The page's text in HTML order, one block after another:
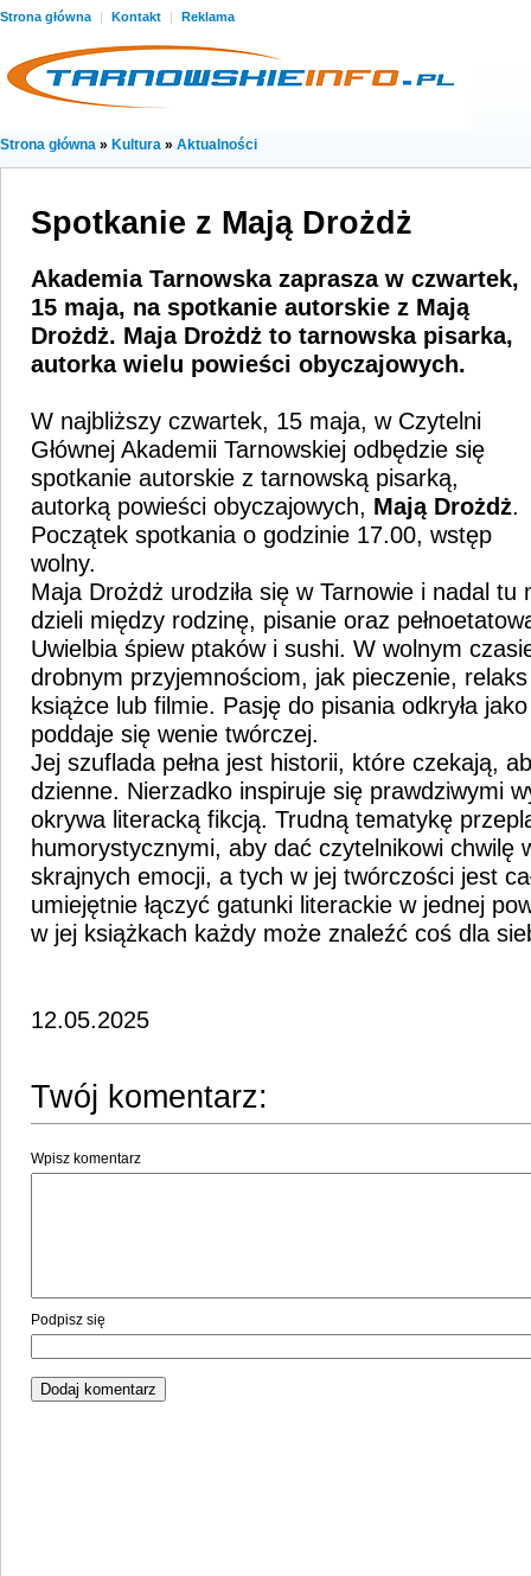
Strona główna | Kontakt | Reklama
Strona główna » Kultura » Aktualności
Spotkanie z Mają Drożdż
Akademia Tarnowska zaprasza w czwartek,
15 maja, na spotkanie autorskie z Mają
Drożdż. Maja Drożdż to tarnowska pisarka,
autorka wielu powieści obyczajowych.
W najbliższy czwartek, 15 maja, w Czytelni
Głównej Akademii Tarnowskiej odbędzie się
spotkanie autorskie z tarnowską pisarką,
autorką powieści obyczajowych, Mają Drożdż.
Początek spotkania o godzinie 17.00, wstęp
wolny.
Maja Drożdż urodziła się w Tarnowie i nadal tu
dzieli między rodzinę, pisanie oraz
Uwielbia śpiew ptaków i sushi. W wolnym
drobnym przyjemnościom, jak pieczenie,
książce lub filmie. Pasję do pisania odkryła
poddaje się wenie twórczej.
Jej szuflada pełna jest historii, które czekają,
dzienne. Nierzadko inspiruje się prawdziwymi
okrywa literacką fikcją. Trudną tematykę
humorystycznymi, aby dać czytelnikowi chwilę
skrajnych emocji, a tych w jej twórczości jest
umiejętnie łączyć gatunki literackie w jednej
w jej książkach każdy może znaleźć coś dla
12.05.2025
Twój komentarz:
Wpisz komentarz
Podpisz się